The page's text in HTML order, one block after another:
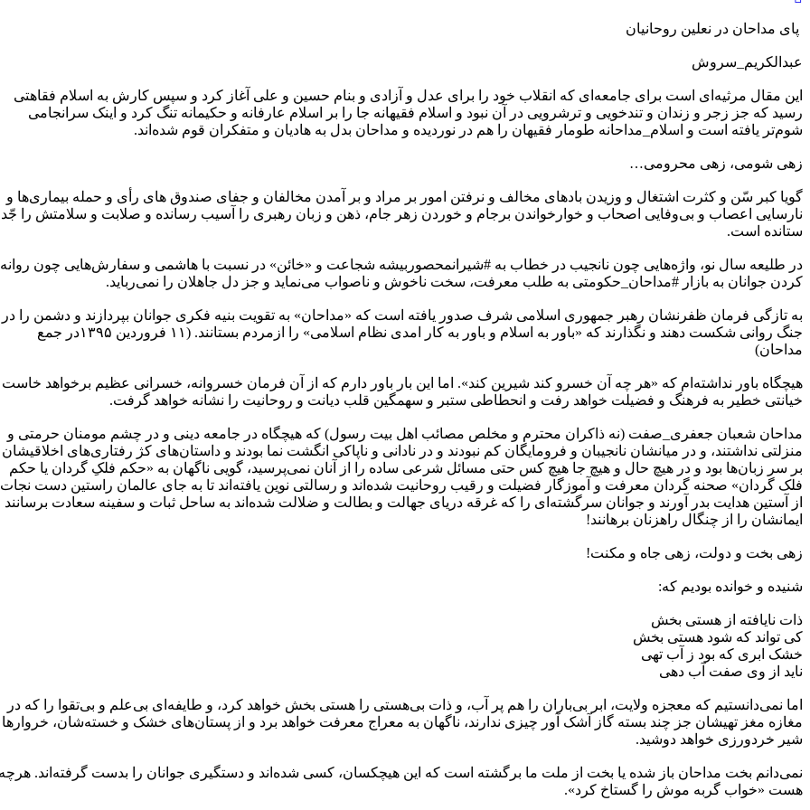
️ پای مداحان در نعلین روحانیان
عبدالکریم_سروش
این مقال مرثیه‌ای است برای جامعه‌ای که انقلاب خود را برای عدل و آزادی و بنام حسین و علی آغاز کرد و سپس کارش به اسلام فقاهتی
رسید که جز زجر و زندان و تندخویی و ترشرویی در آن نبود و اسلام فقیهانه جا را بر اسلام عارفانه و حکیمانه تنگ کرد و اینک سرانجامی
شوم‌تر یافته است و اسلام_مداحانه طومار فقیهان را هم در نوردیده و مداحان بدل به هادیان و متفکران قوم شده‌اند.
زهی شومی، زهی محرومی…
گویا کبر سّن و کثرت اشتغال و وزیدن بادهای مخالف و نرفتن امور بر مراد و بر آمدن مخالفان و جفای صندوق های رأی و حمله بیماری‌ها و
نارسایی اعصاب و بی‌وفایی اصحاب و خوارخواندن برجام و خوردن زهر جام، ذهن و زبان رهبری را آسیب رسانده و صلابت و سلامتش را
ستانده است.
در طلیعه سال نو، واژه‌هایی چون نانجیب در خطاب به #شیرانمحصوربیشه شجاعت و «خائن» در نسبت با هاشمی و سفارش‌هایی چون روانه
کردن جوانان به بازار #مداحان_حکومتی به طلب معرفت، سخت ناخوش و ناصواب می‌نماید و جز دل جاهلان را نمی‌رباید.
به تازگی فرمان ظفرنشان رهبر جمهوری اسلامی شرف صدور یافته است که «مداحان» به تقویت بنیه فکری جوانان بپردازند و دشمن را در
جنگ روانی شکست دهند و نگذارند که «باور به اسلام و باور به کار امدی نظام اسلامی» را ازمردم بستانند. (۱۱ فروردین ۱۳۹۵در جمع
مداحان)
هیچگاه باور نداشته‌ام که «هر چه آن خسرو کند شیرین کند». اما این بار باور دارم که از آن فرمان خسروانه، خسرانی عظیم برخواهد
خیانتی خطیر به فرهنگ و فضیلت خواهد رفت و انحطاطی ستبر و سهمگین قلب دیانت و روحانیت را نشانه خواهد گرفت.
مداحان شعبان جعفری_صفت (نه ذاکران محترم و مخلص مصائب اهل بیت رسول) که هیچگاه در جامعه دینی و در چشم مومنان حرمتی و
منزلتی نداشتند، و در میانشان نانجیبان و فرومایگان کم نبودند و در نادانی و ناپاکی انگشت نما بودند و داستان‌های کژ رفتاری‌های اخلاقیشان
بر سر زبان‌ها بود و در هیچ حال و هیچ جا هیچ کس حتی مسائل شرعی ساده را از آنان نمی‌پرسید، گویی ناگهان به «حکم فلکِ گردان یا حکم
فلک گردان» صحنه گردان معرفت و آموزگار فضیلت و رقیب روحانیت شده‌اند و رسالتی نوین یافته‌اند تا به جای عالمان راستین دست نجات
از آستین هدایت بدر آورند و جوانان سرگشته‌ای را که غرقه دریای جهالت و بطالت و ضلالت شده‌اند به ساحل ثبات و سفینه سعادت برسانند
ایمانشان را از چنگال راهزنان برهانند!
زهی بخت و دولت، زهی جاه و مکنت!
شنیده و خوانده بودیم که:
ذات نایافته از هستی بخش
کی تواند که شود هستی بخش
خشک ابری که بود ز آب تهی
ناید از وی صفت آب دهی
اما نمی‌دانستیم که معجزه ولایت، ابر بی‌باران را هم پر آب، و ذات بی‌هستی را هستی بخش خواهد کرد، و طایفه‌ای بی‌علم و بی‌تقوا را که در
مغازه مغز تهیشان جز چند بسته گاز آشک آور چیزی ندارند، ناگهان به معراج معرفت خواهد برد و از پستان‌های خشک و خسته‌شان، خروار‌ها
شیر خردورزی خواهد دوشید.
نمی‌دانم بخت مداحان باز شده یا بخت از ملت ما برگشته است که این هیچکسان، کسی شده‌اند و دستگیری جوانان را بدست گرفته‌اند.
هست «خواب گربه موش را گستاخ کرد».